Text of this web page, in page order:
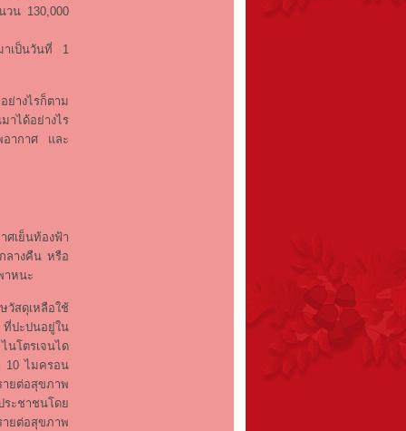
วน 130,000
าเป็นวันที่ 1
างไรก็ตาม
าได้อย่างไร
อากาศ และ
เย็นท้องฟ้า
ลางคืน หรือ
าหนะ
สดุเหลือใช้
ปะปนอยู่ใน
นโตรเจนได
10 ไมครอน
ยต่อสุขภาพ
ะชาชนโดย
ายต่อสุขภาพ